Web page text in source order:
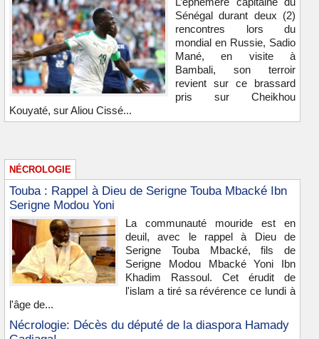
Sénégal durant deux (2)
rencontres lors du
mondial en Russie, Sadio
Mané, en visite à
Bambali, son terroir
revient sur ce brassard
pris sur Cheikhou
Kouyaté, sur Aliou Cissé...
NÉCROLOGIE
Touba : Rappel à Dieu de Serigne Touba Mbacké Ibn
Serigne Modou Yoni
La communauté mouride est en
deuil, avec le rappel à Dieu de
Serigne Touba Mbacké, fils de
Serigne Modou Mbacké Yoni Ibn
Khadim Rassoul. Cet érudit de
l'islam a tiré sa révérence ce lundi à
l'âge de...
Nécrologie: Décès du député de la diaspora Hamady